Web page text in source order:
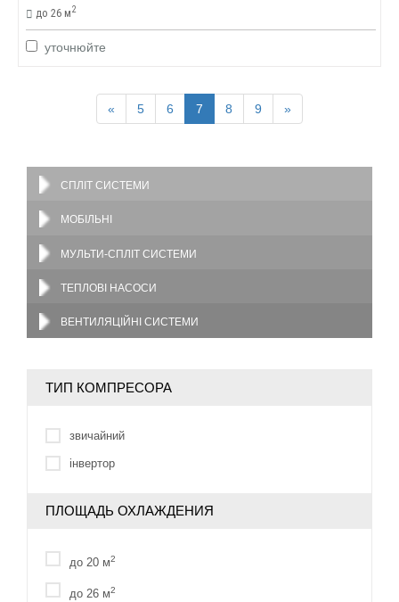
до 26 м2
уточнюйте
« 5 6 7 8 9 »
СПЛІТ СИСТЕМИ
МОБІЛЬНІ
МУЛЬТИ-СПЛІТ СИСТЕМИ
ТЕПЛОВІ НАСОСИ
ВЕНТИЛЯЦІЙНІ СИСТЕМИ
ТИП КОМПРЕСОРА
звичайний
інвертор
ПЛОЩАДЬ ОХЛАЖДЕНИЯ
до 20 м2
до 26 м2